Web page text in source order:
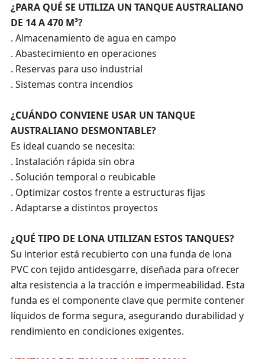
¿PARA QUÉ SE UTILIZA UN TANQUE AUSTRALIANO
DE 14 A 470 M³?
. Almacenamiento de agua en campo
. Abastecimiento en operaciones
. Reservas para uso industrial
. Sistemas contra incendios
¿CUÁNDO CONVIENE USAR UN TANQUE
AUSTRALIANO DESMONTABLE?
Es ideal cuando se necesita:
. Instalación rápida sin obra
. Solución temporal o reubicable
. Optimizar costos frente a estructuras fijas
. Adaptarse a distintos proyectos
¿QUÉ TIPO DE LONA UTILIZAN ESTOS TANQUES?
Su interior está recubierto con una funda de lona
PVC con tejido antidesgarre, diseñada para ofrecer
alta resistencia a la tracción e impermeabilidad. Esta
funda es el componente clave que permite contener
líquidos de forma segura, asegurando durabilidad y
rendimiento en condiciones exigentes.